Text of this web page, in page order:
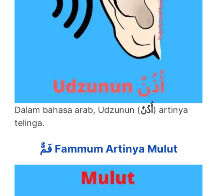
Dalam bahasa arab, Udzunun (أُذُنٌ) artinya
telinga.
فَمٌّ Fammum Artinya Mulut